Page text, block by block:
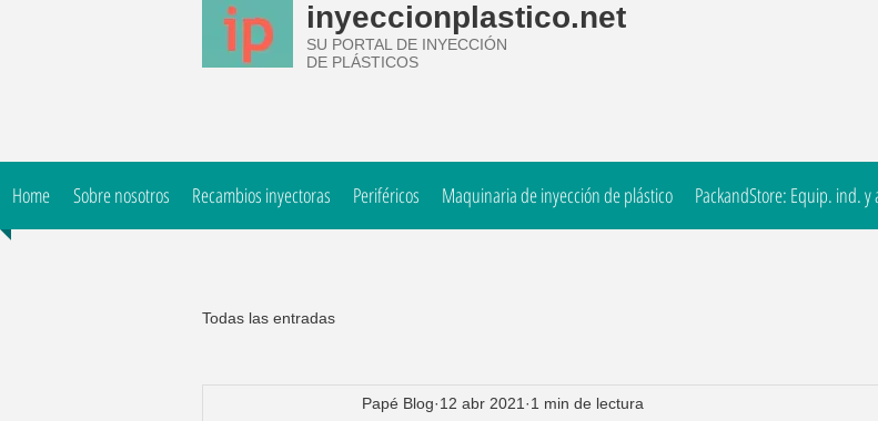
inyeccionplastico.net
SU PORTAL DE INYECCIÓN
DE PLÁSTICOS
Home Sobre nosotros Recambios inyectoras Periféricos Maquinaria de inyección de plástico PackandStore: Equip. ind. y
Todas las entradas
Papé Blog 12 abr 2021 1 min de lectura